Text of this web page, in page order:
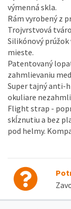
výmenná skla.
Rám vyrobený z
Trojvrstvová
Silikónový
mieste.
Patentovaný
zahmlievaniu
Super tajný anti-
okuliare
Flight strap -
skĺznutiu a bez
pod helmy.